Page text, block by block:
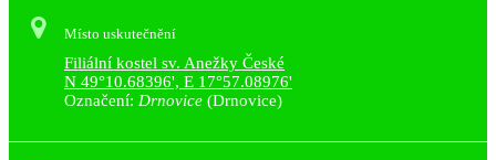
Místo uskutečnění
Filiální kostel sv. Anežky České
N 49°10.68396', E 17°57.08976'
Označení: Drnovice (Drnovice)